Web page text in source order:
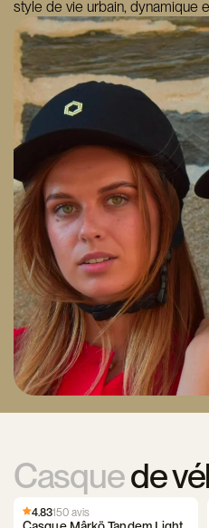
style de vie urbain, dynamique
Casquede
4.83150 avis